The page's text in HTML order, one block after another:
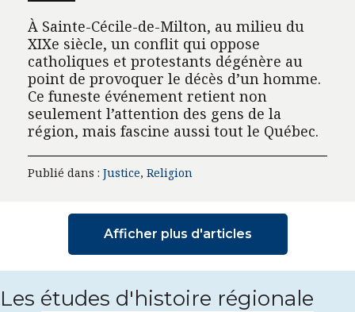
À Sainte-Cécile-de-Milton, au milieu du
XIXe siècle, un conflit qui oppose
catholiques et protestants dégénère au
point de provoquer le décès d’un homme.
Ce funeste événement retient non
seulement l’attention des gens de la
région, mais fascine aussi tout le Québec.
Publié dans : Justice, Religion
Afficher plus d'articles
Les études d'histoire régionale